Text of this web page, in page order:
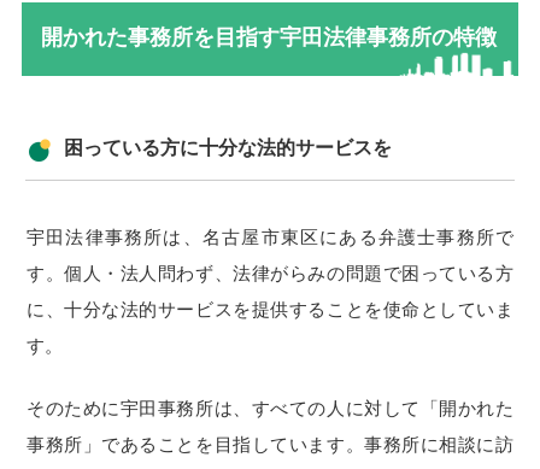
開かれた事務所を目指す宇田法律事務所の特徴
困っている方に十分な法的サービスを
宇田法律事務所は、名古屋市東区にある弁護士事務所で
す。個人・法人問わず、法律がらみの問題で困っている方
に、十分な法的サービスを提供することを使命としていま
す。
そのために宇田事務所は、すべての人に対して「開かれた
事務所」であることを目指しています。事務所に相談に訪